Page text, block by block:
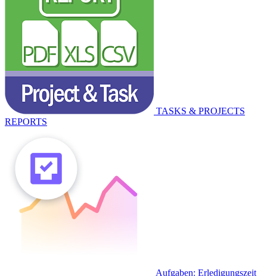
TASKS & PROJECTS
REPORTS
Aufgaben: Erledigungszeit